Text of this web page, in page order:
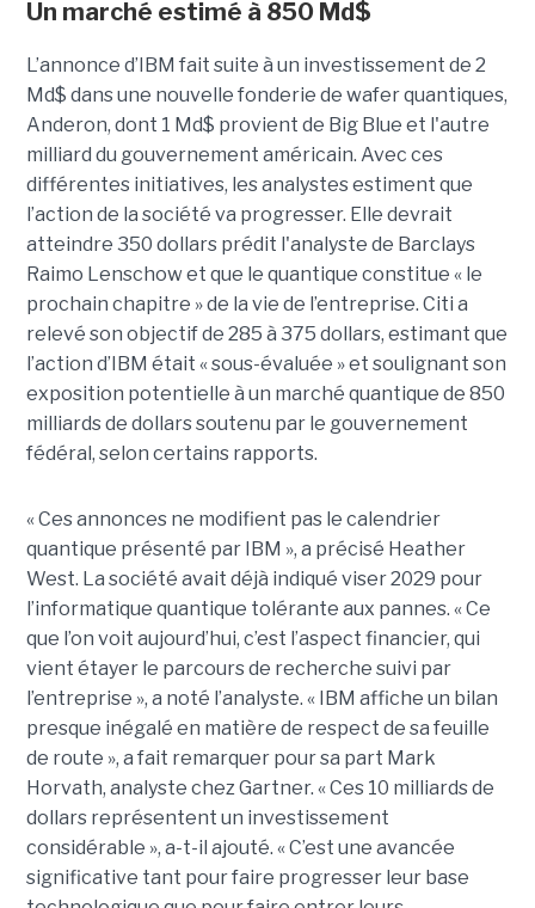
Un marché estimé à 850 Md$
L’annonce d’IBM fait suite à un investissement de 2
Md$ dans une nouvelle fonderie de wafer quantiques,
Anderon, dont 1 Md$ provient de Big Blue et l'autre
milliard du gouvernement américain. Avec ces
différentes initiatives, les analystes estiment que
l’action de la société va progresser. Elle devrait
atteindre 350 dollars prédit l'analyste de Barclays
Raimo Lenschow et que le quantique constitue « le
prochain chapitre » de la vie de l’entreprise. Citi a
relevé son objectif de 285 à 375 dollars, estimant que
l’action d’IBM était « sous-évaluée » et soulignant son
exposition potentielle à un marché quantique de 850
milliards de dollars soutenu par le gouvernement
fédéral, selon certains rapports.
« Ces annonces ne modifient pas le calendrier
quantique présenté par IBM », a précisé Heather
West. La société avait déjà indiqué viser 2029 pour
l’informatique quantique tolérante aux pannes. « Ce
que l’on voit aujourd’hui, c’est l’aspect financier, qui
vient étayer le parcours de recherche suivi par
l’entreprise », a noté l’analyste. « IBM affiche un bilan
presque inégalé en matière de respect de sa feuille
de route », a fait remarquer pour sa part Mark
Horvath, analyste chez Gartner. « Ces 10 milliards de
dollars représentent un investissement
considérable », a-t-il ajouté. « C’est une avancée
significative tant pour faire progresser leur base